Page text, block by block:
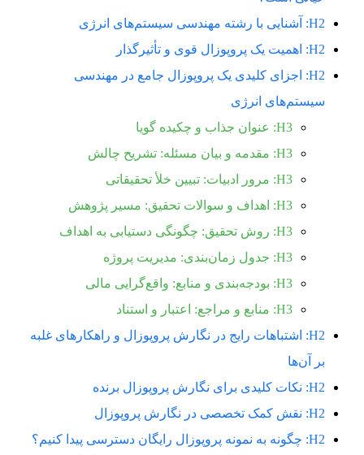
H2: آشنایی با رشته مهندسی سیستم‌های انرژی
H2: اهمیت یک پروپوزال قوی و تأثیرگذار
H2: اجزای کلیدی یک پروپوزال جامع در مهندسی
سیستم‌های انرژی
H3: عنوان جذاب و چکیده گویا
H3: مقدمه و بیان مسئله: تشریح چالش
H3: مرور ادبیات: تبیین خلأ تحقیقاتی
H3: اهداف و سوالات تحقیق: مسیر پژوهش
H3: روش تحقیق: چگونگی دستیابی به اهداف
H3: جدول زمان‌بندی: مدیریت پروژه
H3: بودجه‌بندی و منابع: واقع‌گرایی مالی
H3: منابع و مراجع: اعتبار و استناد
H2: اشتباهات رایج در نگارش پروپوزال و راهکارهای غلبه
بر آن‌ها
H2: نکات کلیدی برای نگارش پروپوزال برنده
H2: نقش کمک تخصصی در نگارش پروپوزال
H2: چگونه به نمونه پروپوزال رایگان دسترسی پیدا کنیم؟